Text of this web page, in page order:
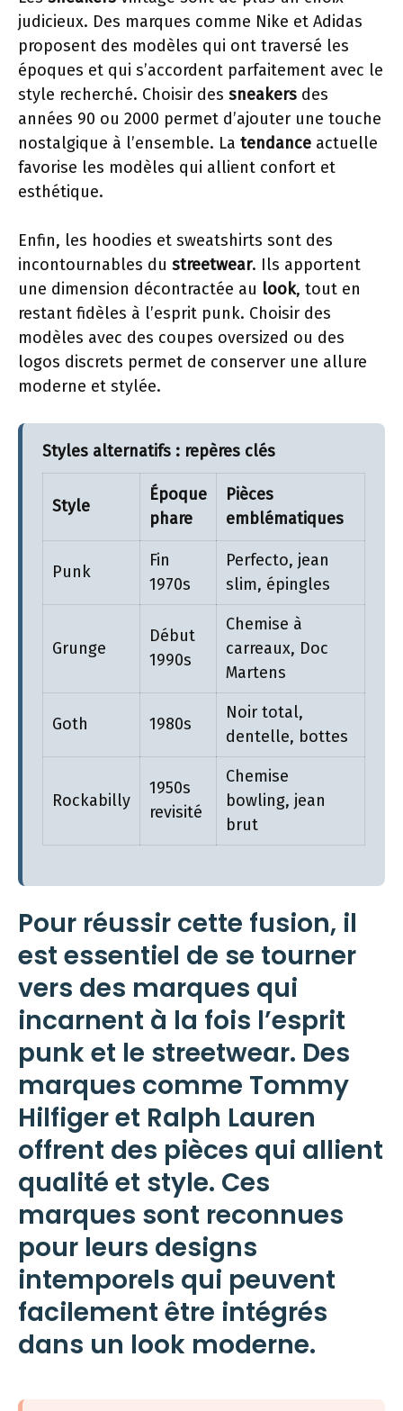
judicieux. Des marques comme Nike et Adidas
proposent des modèles qui ont traversé les
époques et qui s’accordent parfaitement avec le
style recherché. Choisir des sneakers des
années 90 ou 2000 permet d’ajouter une touche
nostalgique à l’ensemble. La tendance actuelle
favorise les modèles qui allient confort et
esthétique.
Enfin, les hoodies et sweatshirts sont des
incontournables du streetwear. Ils apportent
une dimension décontractée au look, tout en
restant fidèles à l’esprit punk. Choisir des
modèles avec des coupes oversized ou des
logos discrets permet de conserver une allure
moderne et stylée.
Styles alternatifs : repères clés
Style
Époque
phare
Pièces
emblématiques
Punk
Fin
1970s
Perfecto, jean
slim, épingles
Grunge
Début
1990s
Chemise à
carreaux, Doc
Martens
Goth 1980s
Noir total,
dentelle, bottes
Rockabilly
1950s
revisité
Chemise
bowling, jean
brut
Pour réussir cette fusion, il
est essentiel de se tourner
vers des marques qui
incarnent à la fois l’esprit
punk et le streetwear. Des
marques comme Tommy
Hilfiger et Ralph Lauren
offrent des pièces qui allient
qualité et style. Ces
marques sont reconnues
pour leurs designs
intemporels qui peuvent
facilement être intégrés
dans un look moderne.